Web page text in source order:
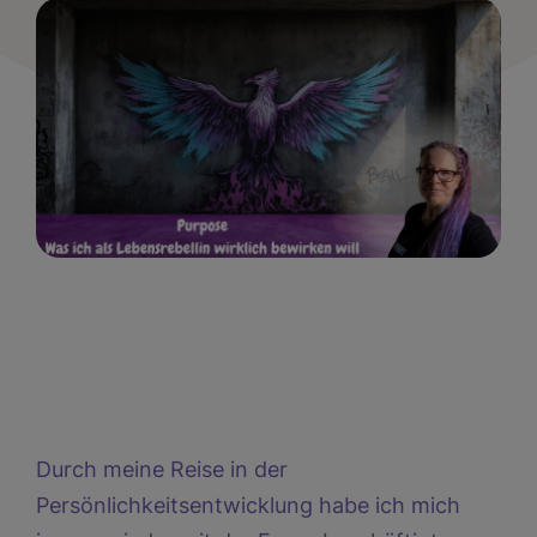
Durch meine Reise in der
Persönlichkeitsentwicklung habe ich mich